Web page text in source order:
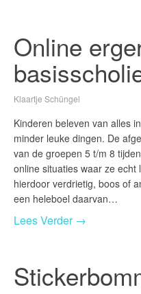
Online
Klaartje Schüngel
Kinderen beleven van alles
minder leuke dingen. De
van de groepen 5 t/m 8
online situaties waar ze
hierdoor verdrietig, boos of
een heleboel daarvan…
Lees Verder →